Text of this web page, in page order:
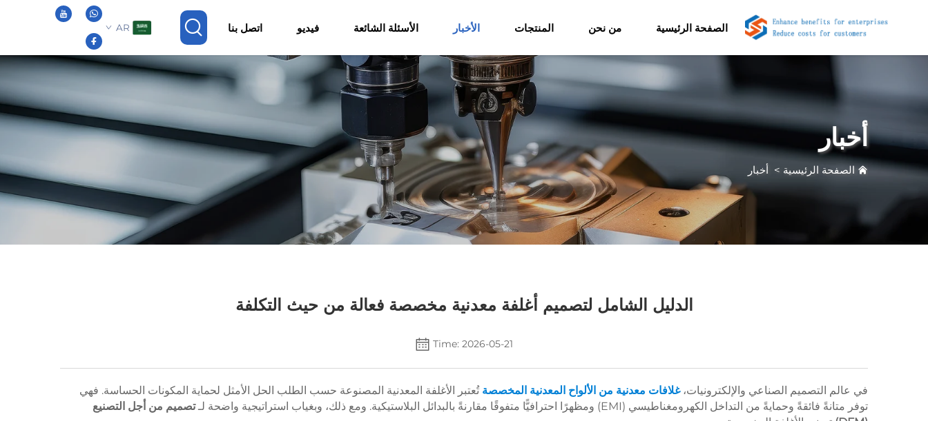
الصفحة الرئيسية من نحن المنتجات الأخبار الأسئلة الشائعة فيديو اتصل بنا AR
أخبار
الصفحة الرئيسية > أخبار
الدليل الشامل لتصميم أغلفة معدنية مخصصة فعالة من حيث التكلفة
Time: 2026-05-21
في عالم التصميم الصناعي والإلكترونيات،غلافات معدنية من الألواح المعدنية المخصصةتُعتبر الأغلفة المعدنية المصنوعة حسب الطلب الحل الأمثل لحماية المكونات الحساسة. فهي
توفر متانةً فائقةً وحمايةً من التداخل الكهرومغناطيسي (EMI) ومظهرًا احترافيًّا متفوقًا مقارنةً بالبدائل البلاستيكية. ومع ذلك، وبغياب استراتيجية واضحة لـ
تصميم من أجل التصنيع